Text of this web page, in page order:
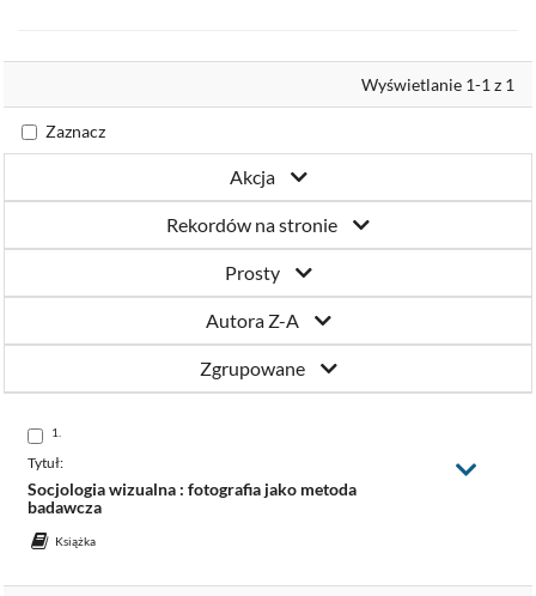
w
Katowicach
Wyświetlanie 1-1 z 1
Zaznacz
Akcja
Rekordów na stronie
Prosty
Autora Z-A
Zgrupowane
Skocz
do
1.
Tytuł:
Socjologia wizualna : fotografia jako metoda
badawcza
Książka
Zmień
widok